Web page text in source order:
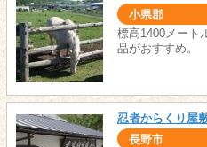
小県郡
標高1400メート
品がおすすめ。
忍者からくり屋
長野市